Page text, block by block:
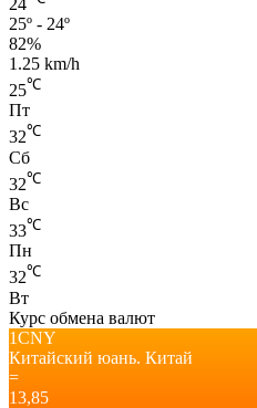
24
25º - 24º
82%
1.25 km/h
25℃
Пт
32℃
Сб
32℃
Вс
33℃
Пн
32℃
Вт
Курс обмена валют
1CNY
Китайский юань. Китай
=
13,85